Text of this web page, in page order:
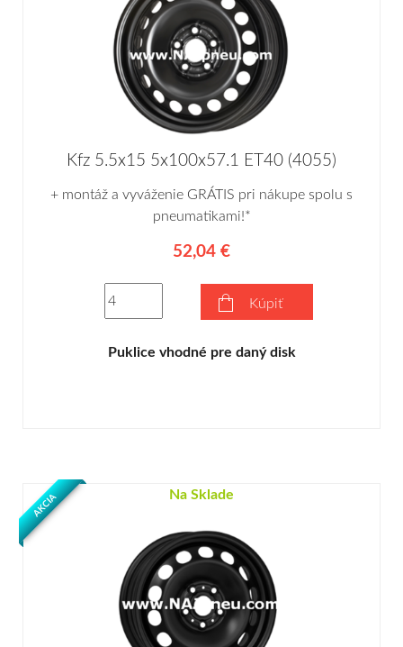
Kfz 5.5x15 5x100x57.1 ET40 (4055)
+ montáž a vyváženie GRÁTIS pri nákupe spolu s
pneumatikami!*
52,04 €
Kúpiť
Puklice vhodné pre daný disk
Na Sklade
AKCIA